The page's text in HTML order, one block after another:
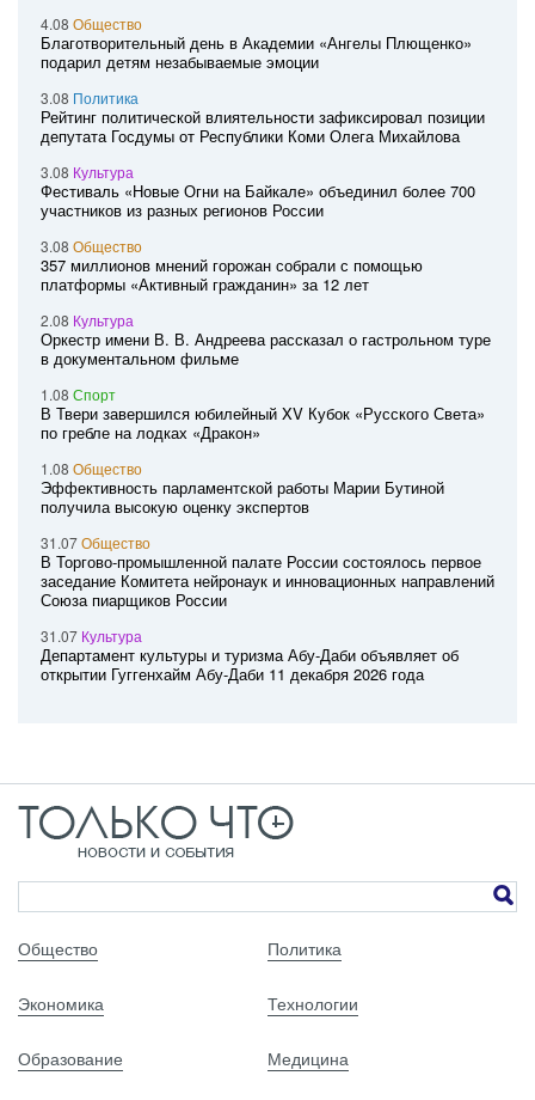
4.08 Общество
Благотворительный день в Академии «Ангелы Плющенко»
подарил детям незабываемые эмоции
3.08 Политика
Рейтинг политической влиятельности зафиксировал позиции
депутата Госдумы от Республики Коми Олега Михайлова
3.08 Культура
Фестиваль «Новые Огни на Байкале» объединил более 700
участников из разных регионов России
3.08 Общество
357 миллионов мнений горожан собрали с помощью
платформы «Активный гражданин» за 12 лет
2.08 Культура
Оркестр имени В. В. Андреева рассказал о гастрольном туре
в документальном фильме
1.08 Спорт
В Твери завершился юбилейный XV Кубок «Русского Света»
по гребле на лодках «Дракон»
1.08 Общество
Эффективность парламентской работы Марии Бутиной
получила высокую оценку экспертов
31.07Общество
В Торгово-промышленной палате России состоялось первое
заседание Комитета нейронаук и инновационных направлений
Союза пиарщиков России
31.07 Культура
Департамент культуры и туризма Абу-Даби объявляет об
открытии Гуггенхайм Абу-Даби 11 декабря 2026 года
Общество Политика
Экономика Технологии
Образование Медицина